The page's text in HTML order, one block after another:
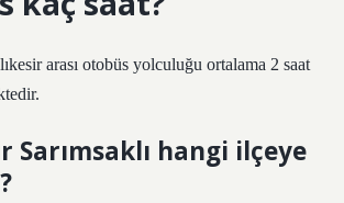
arası otobüs yolculuğu ortalama 2 saat
Sarımsaklı hangi ilçeye